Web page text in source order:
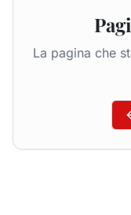
La pagina che